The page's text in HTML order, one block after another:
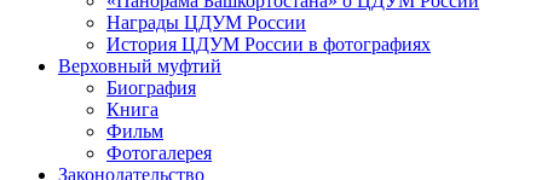
Награды ЦДУМ России
История ЦДУМ России в фотографиях
Верховный муфтий
Биография
Книга
Фильм
Фотогалерея
Законодательство